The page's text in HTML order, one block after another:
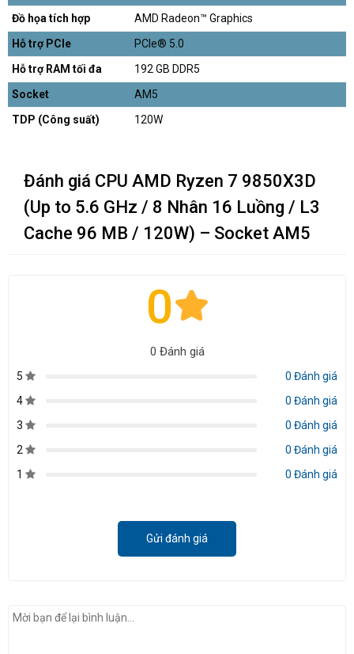
Đồ họa tích hợp
AMD Radeon™ Graphics
Hỗ trợ PCIe
PCIe® 5.0
Hỗ trợ RAM tối đa
192 GB DDR5
Socket
AM5
TDP (Công suất)
120W
Đánh giá CPU AMD Ryzen 7 9850X3D
(Up to 5.6 GHz / 8 Nhân 16 Luồng / L3
Cache 96 MB / 120W) – Socket AM5
0
0 Đánh giá
5
0 Đánh giá
4
0 Đánh giá
3
0 Đánh giá
2
0 Đánh giá
1
0 Đánh giá
Gửi đánh giá